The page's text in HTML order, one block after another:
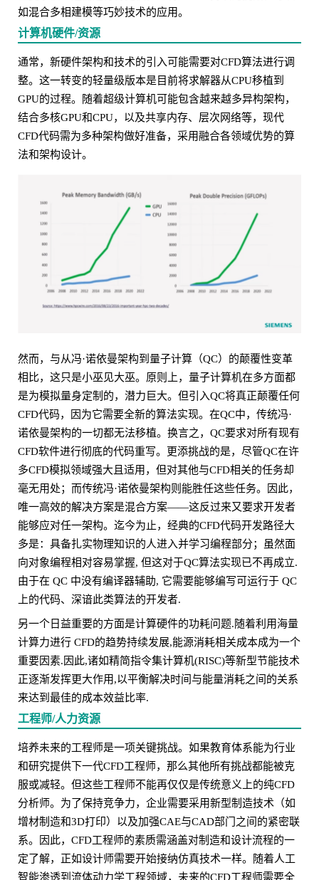
如混合多相建模等巧妙技术的应用。
计算机硬件/资源
通常，新硬件架构和技术的引入可能需要对CFD算法进行调
整。这一转变的轻量级版本是目前将求解器从CPU移植到
GPU的过程。随着超级计算机可能包含越来越多异构架构，
结合多核GPU和CPU，以及共享内存、层次网络等，现代
CFD代码需为多种架构做好准备，采用融合各领域优势的算
法和架构设计。
然而，与从冯·诺依曼架构到量子计算（QC）的颠覆性变革
相比，这只是小巫见大巫。原则上，量子计算机在多方面都
是为模拟量身定制的，潜力巨大。但引入QC将真正颠覆任何
CFD代码，因为它需要全新的算法实现。在QC中，传统冯·
诺依曼架构的一切都无法移植。换言之，QC要求对所有现有
CFD软件进行彻底的代码重写。更添挑战的是，尽管QC在许
多CFD模拟领域强大且适用，但对其他与CFD相关的任务却
毫无用处；而传统冯·诺依曼架构则能胜任这些任务。因此，
唯一高效的解决方案是混合方案——这反过来又要求开发者
能够应对任一架构。迄今为止，经典的CFD代码开发路径大
多是：具备扎实物理知识的人进入并学习编程部分；虽然面
向对象编程相对容易掌握, 但这对于QC算法实现已不再成立.
由于在 QC 中没有编译器辅助, 它需要能够编写可运行于 QC
上的代码、深谙此类算法的开发者.
另一个日益重要的方面是计算硬件的功耗问题.随着利用海量
计算力进行 CFD的趋势持续发展,能源消耗相关成本成为一个
重要因素.因此,诸如精简指令集计算机(RISC)等新型节能技术
正逐渐发挥更大作用,以平衡解决时间与能量消耗之间的关系
来达到最佳的成本效益比率.
工程师/人力资源
培养未来的工程师是一项关键挑战。如果教育体系能为行业
和研究提供下一代CFD工程师，那么其他所有挑战都能被克
服或减轻。但这些工程师不能再仅仅是传统意义上的纯CFD
分析师。为了保持竞争力，企业需要采用新型制造技术（如
增材制造和3D打印）以及加强CAE与CAD部门之间的紧密联
系。因此，CFD工程师的素质需涵盖对制造和设计流程的一
定了解，正如设计师需要开始接纳仿真技术一样。随着人工
智能渗透到流体动力学工程领域，未来的CFD工程师需要全